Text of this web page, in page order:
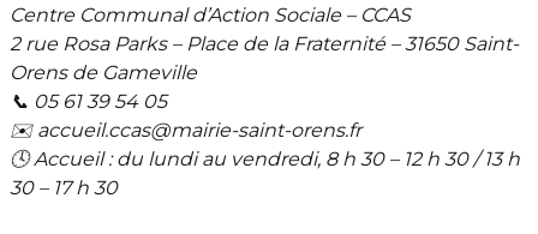
Centre Communal d’Action Sociale – CCAS
2 rue Rosa Parks – Place de la Fraternité – 31650 Saint-
Orens de Gameville
📞 05 61 39 54 05
✉️ accueil.ccas@mairie-saint-orens.fr
🕓 Accueil : du lundi au vendredi, 8 h 30 – 12 h 30 / 13 h
30 – 17 h 30